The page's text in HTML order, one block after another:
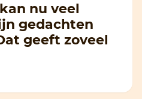
nu veel
gedachten
geeft zoveel